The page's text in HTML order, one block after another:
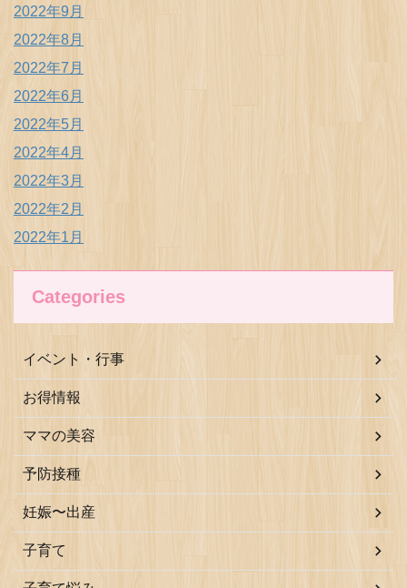
2022年9月
2022年8月
2022年7月
2022年6月
2022年5月
2022年4月
2022年3月
2022年2月
2022年1月
Categories
イベント・行事
お得情報
ママの美容
予防接種
妊娠〜出産
子育て